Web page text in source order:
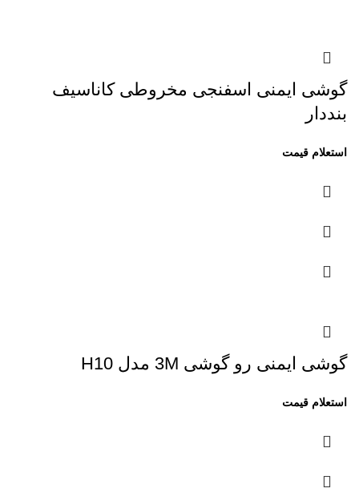
گوشی ایمنی اسفنجی مخروطی کاناسیف
بنددار
گوشی ایمنی رو گوشی 3M مدل H10